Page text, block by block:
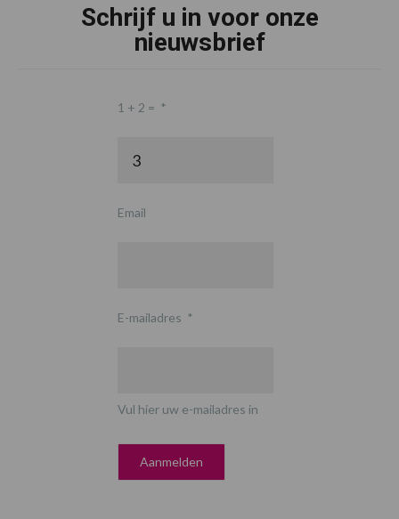
Schrijf u in voor onze
nieuwsbrief
1 + 2 = *
Email
E-mailadres *
Vul hier uw e-mailadres in